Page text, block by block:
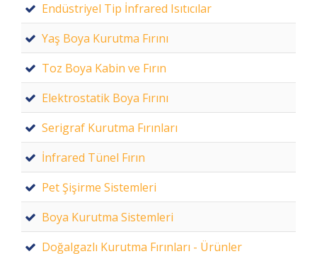
Endüstriyel Tip İnfrared Isıtıcılar
Yaş Boya Kurutma Fırını
Toz Boya Kabin ve Fırın
Elektrostatik Boya Fırını
Serigraf Kurutma Fırınları
İnfrared Tünel Fırın
Pet Şişirme Sistemleri
Boya Kurutma Sistemleri
Doğalgazlı Kurutma Fırınları - Ürünler